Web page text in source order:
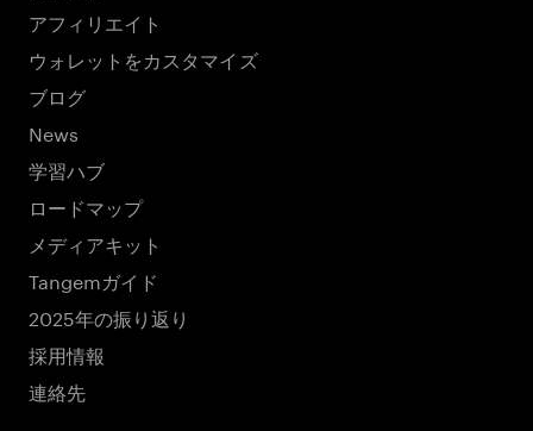
アフィリエイト
ウォレットをカスタマイズ
ブログ
News
学習ハブ
ロードマップ
メディアキット
Tangemガイド
2025年の振り返り
採用情報
連絡先